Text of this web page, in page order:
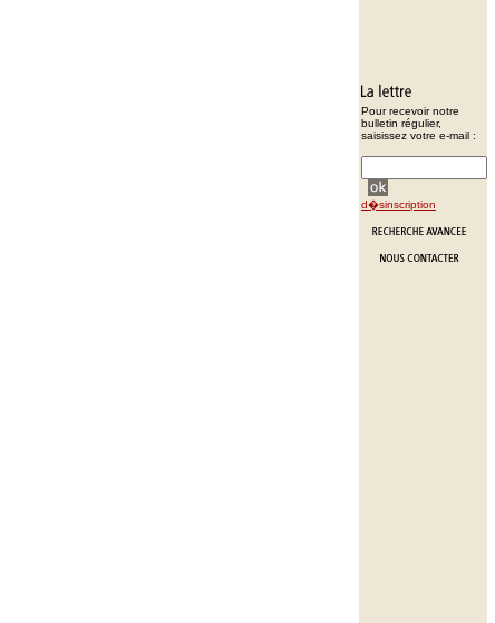
Pour recevoir notre
bulletin régulier,
saisissez votre e-mail :
d�sinscription